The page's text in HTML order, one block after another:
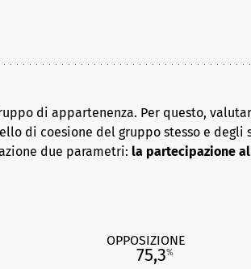
di appartenenza. Per questo,
di coesione del gruppo stesso e degli
due parametri: la partecipazione
OPPOSIZIONE
75,3%